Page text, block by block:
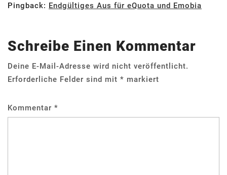
Pingback: Endgültiges Aus für eQuota und Emobia
Schreibe Einen Kommentar
Deine E-Mail-Adresse wird nicht veröffentlicht.
Erforderliche Felder sind mit * markiert
Kommentar *